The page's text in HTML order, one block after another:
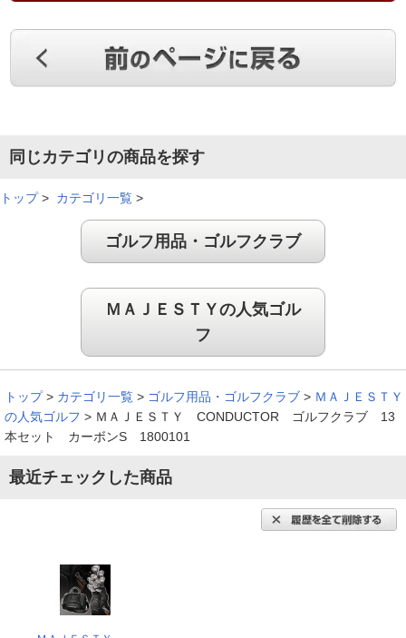
振り抜けがよくボールが伸びる感じ
素振りではやや硬く感じたが、練習場でボ－ルを打つと振り抜
けがよく、ボ－ルが伸びる感じです。
軽くてデザインがお洒落
購入しました。軽くてデザインがお洒落で便利だと思いまし
（宮崎県60代 K.H様 ）
※ 「お客様の声」は実際にご購入されたお客様からのご意見を掲載しておりま
す。
同じカテゴリの商品を探す
トップ> カテゴリ一覧 >
ゴルフ用品・ゴルフクラブ
ＭＡＪＥＳＴＹの人気ゴル
フ
トップ > カテゴリ一覧 > ゴルフ用品・ゴルフクラブ > ＭＡＪＥＳＴＹ
の人気ゴルフ > ＭＡＪＥＳＴＹ CONDUCTOR ゴルフクラブ 13
本セット カーボンS 1800101
最近チェックした商品